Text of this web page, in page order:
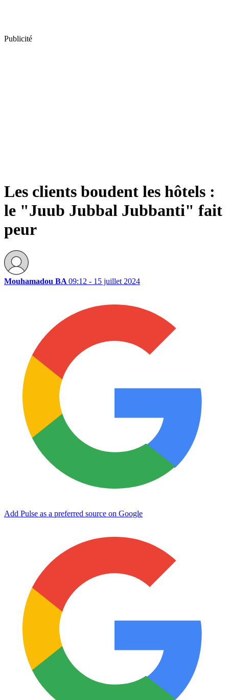
Publicité
Les clients boudent les hôtels :
le "Juub Jubbal Jubbanti" fait
peur
Mouhamadou BA 09:12 - 15 juillet 2024
Add Pulse as a preferred source on Google